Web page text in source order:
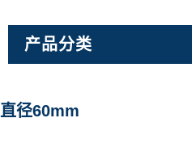
产品分类
直径60mm